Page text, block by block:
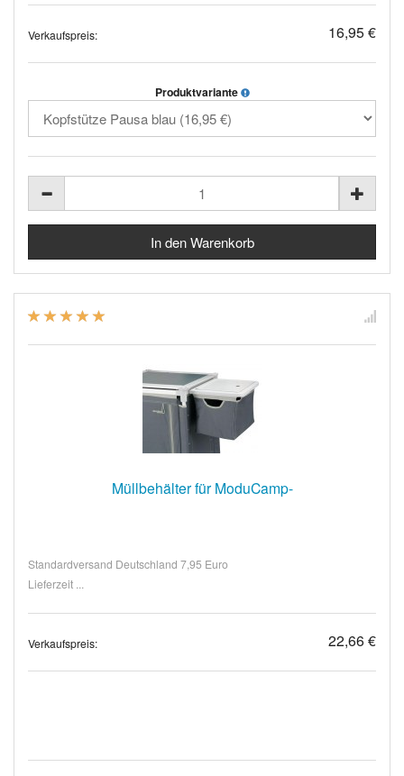
Verkaufspreis: 16,95 €
Produktvariante
Müllbehälter für ModuCamp-
Standardversand Deutschland 7,95 Euro
Lieferzeit ...
Verkaufspreis: 22,66 €